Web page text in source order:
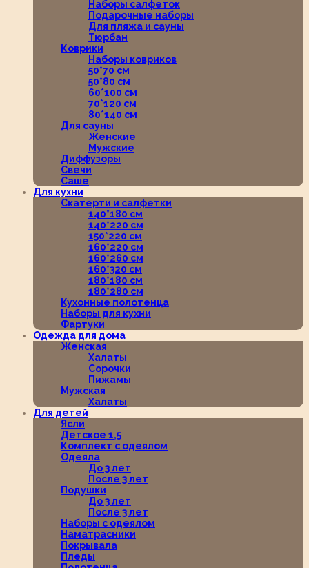
Наборы салфеток
Подарочные наборы
Для пляжа и сауны
Тюрбан
Коврики
Наборы ковриков
50*70 см
50*80 см
60*100 см
70*120 см
80*140 см
Для сауны
Женские
Мужские
Диффузоры
Свечи
Саше
Для кухни
Скатерти и салфетки
140*180 см
140*220 см
150*220 см
160*220 см
160*260 см
160*320 см
180*180 см
180*280 см
Кухонные полотенца
Наборы для кухни
Фартуки
Одежда для дома
Женская
Халаты
Сорочки
Пижамы
Мужская
Халаты
Для детей
Ясли
Детское 1,5
Комплект с одеялом
Одеяла
До 3 лет
После 3 лет
Подушки
До 3 лет
После 3 лет
Наборы с одеялом
Наматрасники
Покрывала
Пледы